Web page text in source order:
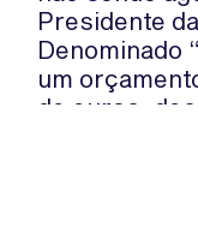
Presidente
Denominado
um
de euros;